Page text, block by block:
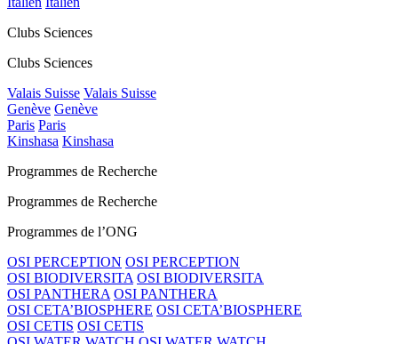
Clubs Sciences
Clubs Sciences
Valais Suisse Valais Suisse
Genève Genève
Paris Paris
Kinshasa Kinshasa
Programmes de Recherche
Programmes de Recherche
Programmes de l’ONG
OSI PERCEPTION OSI PERCEPTION
OSI BIODIVERSITA OSI BIODIVERSITA
OSI PANTHERA OSI PANTHERA
OSI CETA’BIOSPHERE OSI CETA’BIOSPHERE
OSI CETIS OSI CETIS